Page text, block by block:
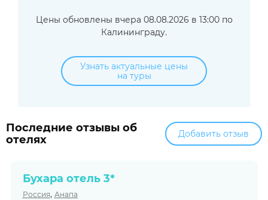
Цены обновлены вчера 08.08.2026 в 13:00 по
Калининграду.
Узнать актуальные цены
на туры
Последние отзывы об
отелях
Добавить отзыв
Бухара отель 3*
Россия, Анапа